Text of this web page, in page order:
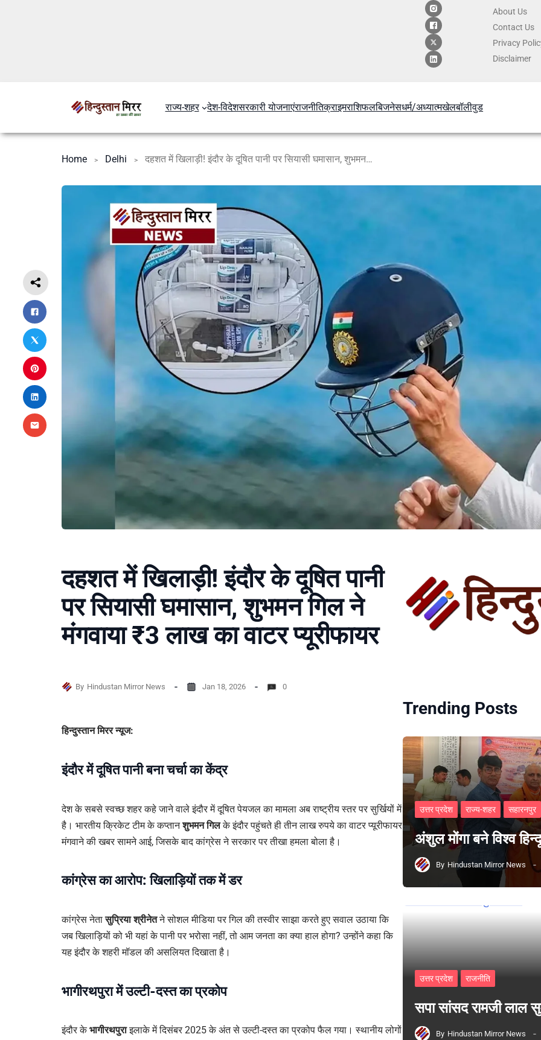
About Us
Contact Us
Privacy
Disclaimer
राज्य-शहर देश-विदेशसरकारी योजनाएंराजनीतिक्राइमराशिफलबिजनेसधर्म/अध्यात्मखेलबॉलीवुड
Home Delhi दहशत में खिलाड़ी! इंदौर के दूषित पानी पर सियासी घमासान, शुभमन गिल ने मंगवाया ₹3 लाख का वाटर प्यूरीफायर
दहशत में खिलाड़ी! इंदौर के दूषित पानी
पर सियासी घमासान, शुभमन गिल ने
मंगवाया ₹3 लाख का वाटर प्यूरीफायर
By Hindustan Mirror News Jan 18, 2026 0
हिन्दुस्तान मिरर न्यूज:
इंदौर में दूषित पानी बना चर्चा का केंद्र
देश के सबसे स्वच्छ शहर कहे जाने वाले इंदौर में दूषित पेयजल का मामला अब राष्ट्रीय स्तर पर सुर्खियों में
है। भारतीय क्रिकेट टीम के कप्तानशुभमन गिलके इंदौर पहुंचते ही तीन लाख रुपये का वाटर प्यूरीफायर
मंगवाने की खबर सामने आई, जिसके बाद कांग्रेस ने सरकार पर तीखा हमला बोला है।
कांग्रेस का आरोप: खिलाड़ियों तक में डर
कांग्रेस नेतासुप्रिया श्रीनेतने सोशल मीडिया पर गिल की तस्वीर साझा करते हुए सवाल उठाया कि
जब खिलाड़ियों को भी यहां के पानी पर भरोसा नहीं, तो आम जनता का क्या हाल होगा? उन्होंने कहा कि
यह इंदौर के शहरी मॉडल की असलियत दिखाता है।
भागीरथपुरा में उल्टी-दस्त का प्रकोप
इंदौर केभागीरथपुराइलाके में दिसंबर 2025 के अंत से उल्टी-दस्त का प्रकोप फैल गया। स्थानीय लोगों
Trending Posts
उत्तर प्रदेश राज्य-शहर सहारनपुर
अंशुल मोंगा बने विश्व
By Hindustan Mirror News
उत्तर प्रदेश राजनीति
सपा सांसद रामजी लाल
By Hindustan Mirror News